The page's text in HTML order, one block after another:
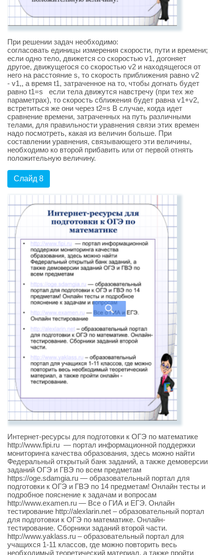
При решении задач необходимо:
согласовать единицы измерения скорости, пути и времени;
если одно тело, движется со скоростью v1, догоняет
другое, движущегося со скоростью v2 и находящегося от
него на расстояние s, то скорость приближения равно v2
- v1,, а время t1, затраченное на то, чтобы догнать будет
равно t1=s если тела движутся навстречу (при тех же
параметрах), то скорость сближения будет равна v1+v2,
встретиться же они через t2=s В случае, когда идет
сравнение времени, затраченных на путь различными
телами, для правильности уравнения связи этих времен
надо посмотреть, какая из величин больше. При
составлении уравнения, связывающего эти величины,
необходимо ко второй прибавить или от первой отнять
положительную величину.
Слайд 8
Интернет-ресурсы для подготовки к ОГЭ по математике
http://www.fipi.ru — портал информационной поддержки
мониторинга качества образования, здесь можно найти
Федеральный открытый банк заданий, а также демоверсии
заданий ОГЭ и ГВЭ по всем предметам
https://oge.sdamgia.ru — образовательный портал для
подготовки к ОГЭ и ГВЭ по 14 предметам! Онлайн тесты и
подробное пояснение к задачам и вопросам
http://www.examen.ru — Все о ГИА и ЕГЭ. Онлайн
тестирование http://alexlarin.net – образовательный портал
для подготовки к ОГЭ по математике. Онлайн-
тестирование. Сборники заданий второй части.
http://www.yaklass.ru – образовательный портал для
учащихся 1-11 классов, где можно повторить весь
необходимый теоретический материал, а также пройти